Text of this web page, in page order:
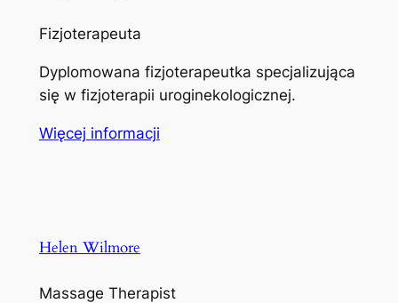
Fizjoterapeuta
Dyplomowana fizjoterapeutka specjalizująca
się w fizjoterapii uroginekologicznej.
Więcej informacji
Helen Wilmore
Massage Therapist